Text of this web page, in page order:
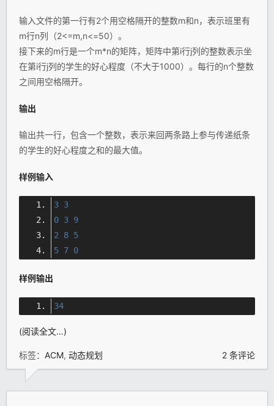
输入文件的第一行有2个用空格隔开的整数m和n，表示班里有
m行n列（2<=m,n<=50）。
接下来的m行是一个m*n的矩阵，矩阵中第i行j列的整数表示坐
在第i行j列的学生的好心程度（不大于1000）。每行的n个整数
之间用空格隔开。
输出
输出共一行，包含一个整数，表示来回两条路上参与传递纸条
的学生的好心程度之和的最大值。
样例输入
3 3
0 3 9
2
8 5
5 7 0
样例输出
34
(阅读全文…)
标签： ACM, 动态规划 2 条评论